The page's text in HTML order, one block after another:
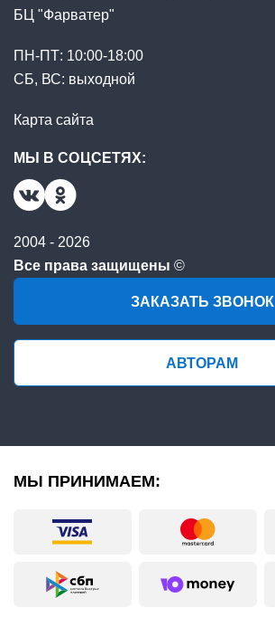
БЦ "Фарватер"
ПН-ПТ: 10:00-18:00
СБ, ВС: выходной
Карта сайта
МЫ В СОЦСЕТЯХ:
2004 - 2026
Все права защищены ©
ЗАКАЗАТЬ ЗВОНОК
АВТОРАМ
МЫ ПРИНИМАЕМ: